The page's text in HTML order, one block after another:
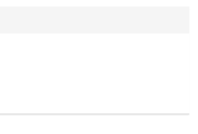
Pesce al CN Uisp